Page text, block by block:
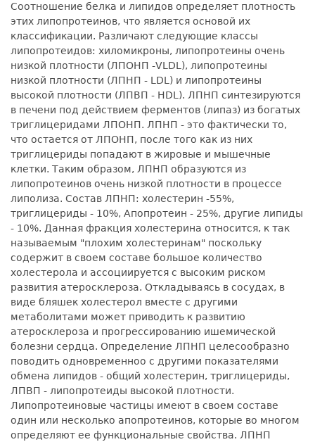
Соотношение белка и липидов определяет плотность
этих липопротеинов, что является основой их
классификации. Различают следующие классы
липопротеидов: хиломикроны, липопротеины очень
низкой плотности (ЛПОНП -VLDL), липопротеины
низкой плотности (ЛПНП - LDL) и липопротеины
высокой плотности (ЛПВП - HDL). ЛПНП синтезируются
в печени под действием ферментов (липаз) из богатых
триглицеридами ЛПОНП. ЛПНП - это фактически то,
что остается от ЛПОНП, после того как из них
триглицериды попадают в жировые и мышечные
клетки. Таким образом, ЛПНП образуются из
липопротеинов очень низкой плотности в процессе
липолиза. Состав ЛПНП: холестерин -55%,
триглицериды - 10%, Апопротеин - 25%, другие липиды
- 10%. Данная фракция холестерина относится, к так
называемым "плохим холестеринам" поскольку
содержит в своем составе большое количество
холестерола и ассоциируется с высоким риском
развития атеросклероза. Откладываясь в сосудах, в
виде бляшек холестерол вместе с другими
метаболитами может приводить к развитию
атеросклероза и прогрессированию ишемической
болезни сердца. Определение ЛПНП целесообразно
поводить одновременноо с другими показателями
обмена липидов - общий холестерин, триглицериды,
ЛПВП - липопротеиды высокой плотности.
Липопротеиновые частицы имеют в своем составе
один или несколько апопротеинов, которые во многом
определяют ее функциональные свойства. ЛПНП